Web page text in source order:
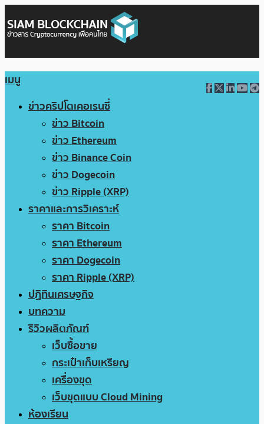
เมนู
ข่าวคริปโตเคอเรนซี่
ข่าว Bitcoin
ข่าว Ethereum
ข่าว Binance Coin
ข่าว Dogecoin
ข่าว Ripple (XRP)
ราคาและการวิเคราะห์
ราคา Bitcoin
ราคา Ethereum
ราคา Dogecoin
ราคา Ripple (XRP)
ปฏิทินเศรษฐกิจ
บทความ
รีวิวผลิตภัณฑ์
เว็บซื้อขาย
กระเป๋าเก็บเหรียญ
เครื่องขุด
เว็บขุดแบบ Cloud Mining
ห้องเรียน